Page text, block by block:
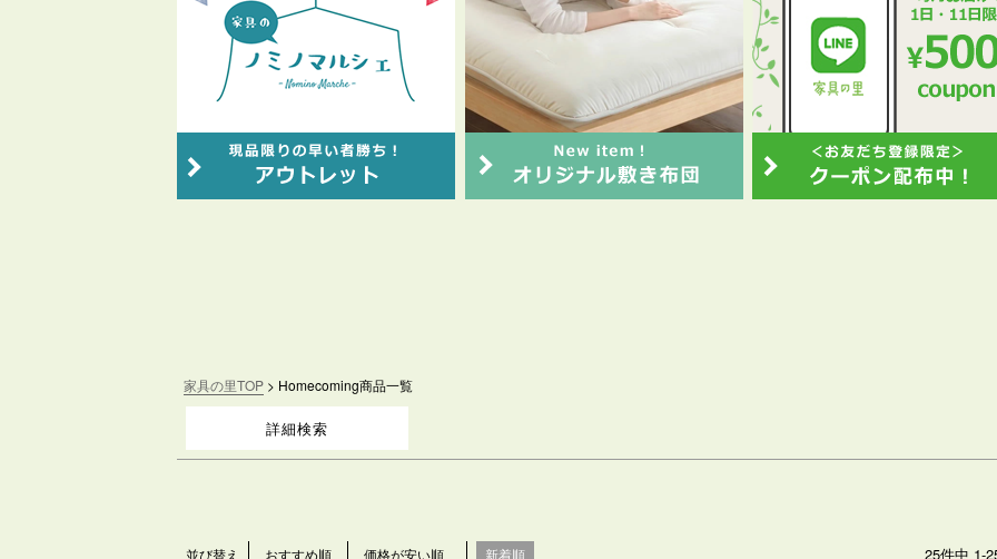
家具の里TOP Homecoming商品一覧
詳細検索
価格
在庫なし商品
在庫なし商品を表示しない
商品番号
並び替え おすすめ順 価格が安い順 新着順 25件中 1-